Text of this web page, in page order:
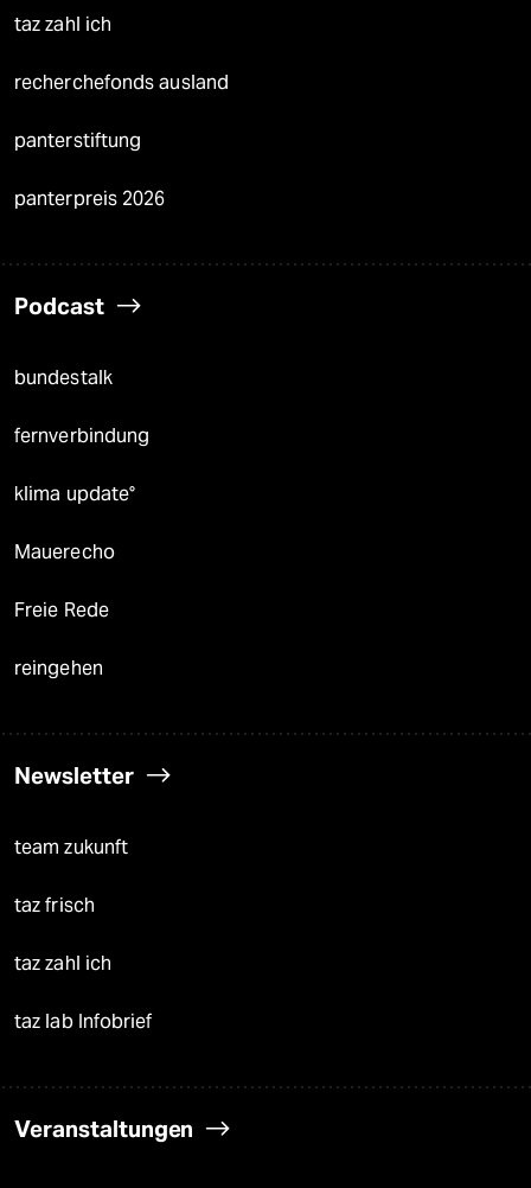
taz zahl ich
recherchefonds ausland
panterstiftung
panterpreis 2026
Podcast
bundestalk
fernverbindung
klima update°
Mauerecho
Freie Rede
reingehen
Newsletter
team zukunft
taz frisch
taz zahl ich
taz lab Infobrief
Veranstaltungen